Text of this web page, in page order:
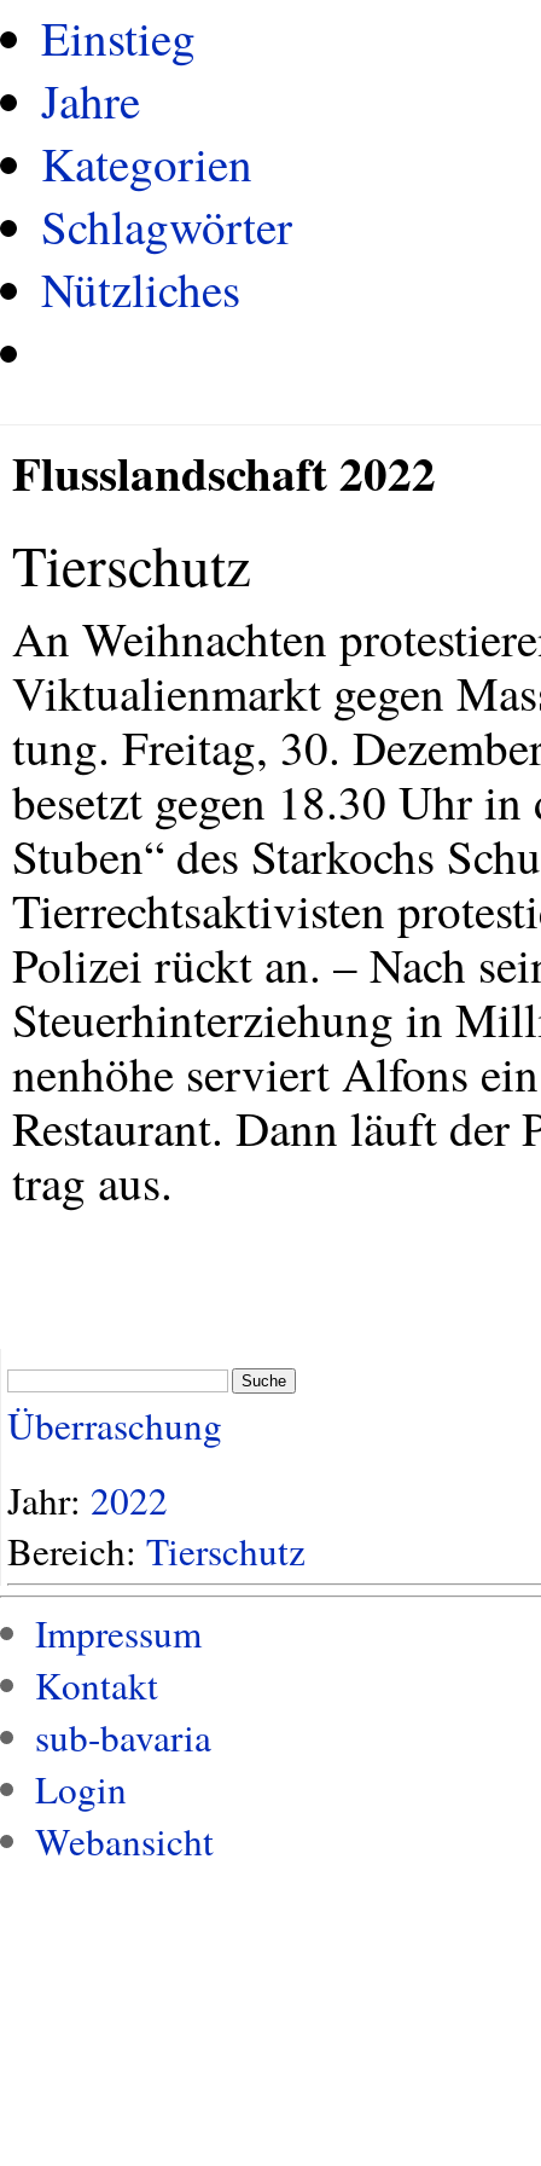
Einstieg
Jahre
Kategorien
Schlagwörter
Nützliches
Flusslandschaft 2022
Tierschutz
An Weihnachten
Viktualienmarkt gegen
tung. Freitag, 30.
besetzt gegen 18.30 Uhr
Stuben“ des Starkochs
Tierrechtsaktivisten
Polizei rückt an. – Nach
Steuerhinterziehung in
nenhöhe serviert Alfons
Restaurant. Dann läuft der
trag aus.
Suche
Überraschung
Jahr: 2022
Bereich: Tierschutz
Impressum
Kontakt
sub-bavaria
Login
Webansicht